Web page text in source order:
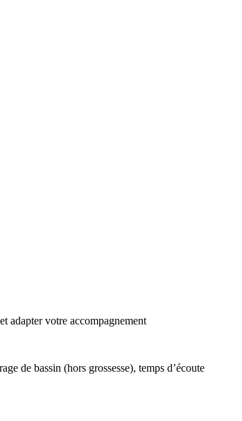
adapter votre accompagnement
de bassin (hors grossesse), temps d’écoute